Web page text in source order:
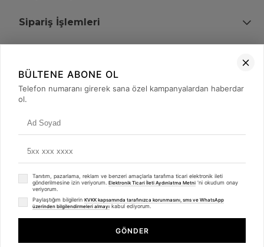
Sipariş İşlemleri
+90 (850) 473 08 08
© 2008 - 2026merterelektronik.com
- Tüm Hakları Saklıdır. Kredi kartı bilgileriniz 256bit SSL sertifikası ile
Whatsapp
BÜLTENE ABONE OL
Telefon numaranı girerek sana özel kampanyalardan haberdar
ol.
Tanıtım, pazarlama, reklam ve benzeri amaçlarla tarafıma ticari elektronik ileti
gönderilmesine izin veriyorum. Elektronik Ticari İleti Aydınlatma Metni 'ni okudum onay
veriyorum.
Paylaştığım bilgilerin KVKK kapsamında tarafınızca korunmasını, sms ve WhatsApp
üzerinden bilgilendirmeleri almayı kabul ediyorum.
GÖNDER